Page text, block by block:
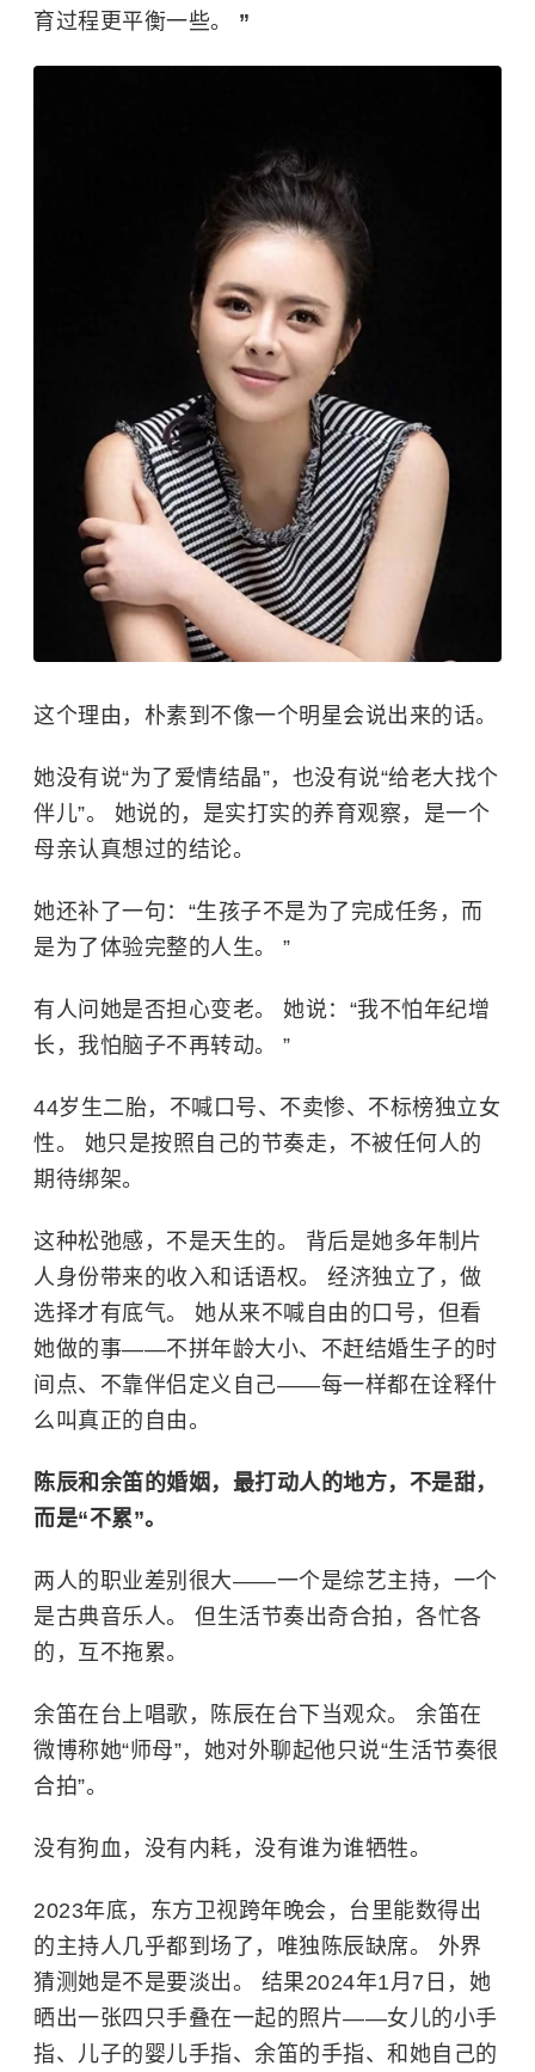
育过程更平衡一些。 ”
这个理由，朴素到不像一个明星会说出来的话。
她没有说“为了爱情结晶”，也没有说“给老大找个
伴儿”。 她说的，是实打实的养育观察，是一个
母亲认真想过的结论。
她还补了一句：“生孩子不是为了完成任务，而
是为了体验完整的人生。 ”
有人问她是否担心变老。 她说：“我不怕年纪增
长，我怕脑子不再转动。 ”
44岁生二胎，不喊口号、不卖惨、不标榜独立女
性。 她只是按照自己的节奏走，不被任何人的
期待绑架。
这种松弛感，不是天生的。 背后是她多年制片
人身份带来的收入和话语权。 经济独立了，做
选择才有底气。 她从来不喊自由的口号，但看
她做的事——不拼年龄大小、不赶结婚生子的时
间点、不靠伴侣定义自己——每一样都在诠释什
么叫真正的自由。
陈辰和余笛的婚姻，最打动人的地方，不是甜，
而是“不累”。
两人的职业差别很大——一个是综艺主持，一个
是古典音乐人。 但生活节奏出奇合拍，各忙各
的，互不拖累。
余笛在台上唱歌，陈辰在台下当观众。 余笛在
微博称她“师母”，她对外聊起他只说“生活节奏很
合拍”。
没有狗血，没有内耗，没有谁为谁牺牲。
2023年底，东方卫视跨年晚会，台里能数得出
的主持人几乎都到场了，唯独陈辰缺席。 外界
猜测她是不是要淡出。 结果2024年1月7日，她
晒出一张四只手叠在一起的照片——女儿的小手
指、儿子的婴儿手指、余笛的手指、和她自己的